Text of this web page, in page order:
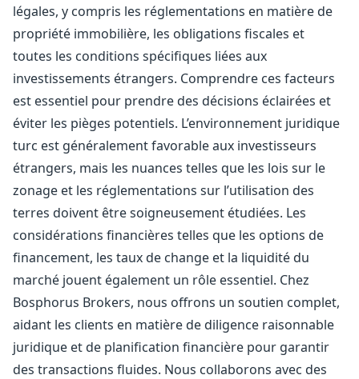
légales, y compris les réglementations en matière de
propriété immobilière, les obligations fiscales et
toutes les conditions spécifiques liées aux
investissements étrangers. Comprendre ces facteurs
est essentiel pour prendre des décisions éclairées et
éviter les pièges potentiels. L’environnement juridique
turc est généralement favorable aux investisseurs
étrangers, mais les nuances telles que les lois sur le
zonage et les réglementations sur l’utilisation des
terres doivent être soigneusement étudiées. Les
considérations financières telles que les options de
financement, les taux de change et la liquidité du
marché jouent également un rôle essentiel. Chez
Bosphorus Brokers, nous offrons un soutien complet,
aidant les clients en matière de diligence raisonnable
juridique et de planification financière pour garantir
des transactions fluides. Nous collaborons avec des